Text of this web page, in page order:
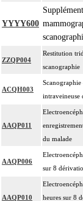
YYYY600
ZZQP004
Restitution
scanographie
ACQH003
intraveineuse
AAQP011
du malade
AAQP006
sur 8
AAQP010
heures sur 8